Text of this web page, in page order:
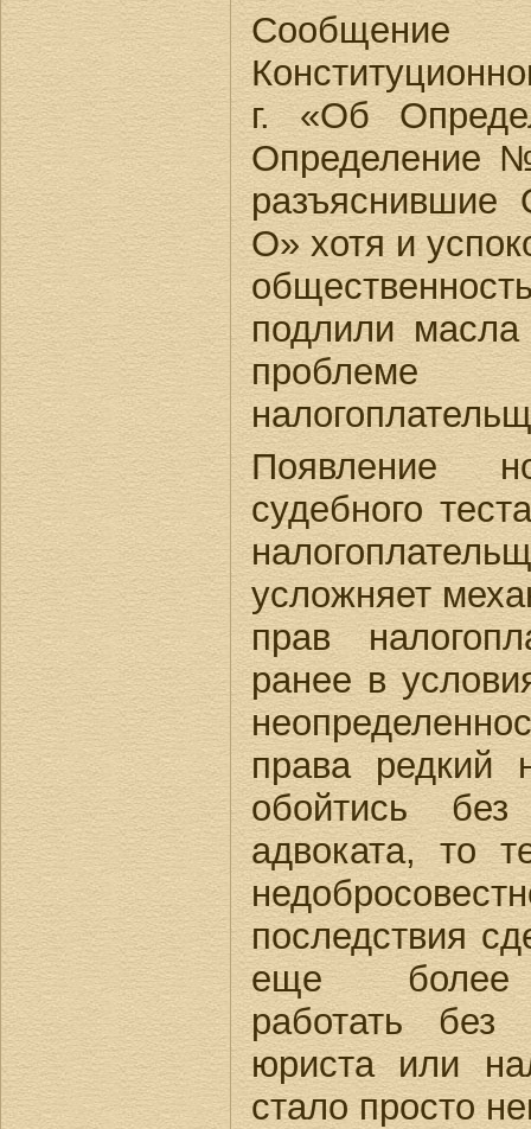
г. «Об
Определение
О» хотя и
подлили
проблеме
Появление
судебного
усложняет
прав
ранее в
права редкий
обойтись
адвоката, то
последствия
еще более
работать без
юриста или
стало просто